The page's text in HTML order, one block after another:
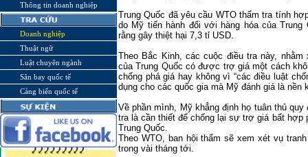
Thông tin doanh nghiệp
Doanh nghiệp
Thuật ngữ
Luật chuyên ngành
Sân bay quốc tế
Cảng biển quốc tế
Trung Quốc đã yêu cầu WTO thẩm tra tính
do Mỹ tiến hành đối với hàng hóa của
rằng gây thiệt hại 7,3 tỉ USD.
Theo Bắc Kinh, các cuộc điều tra này,
của Trung Quốc có được trợ giá một cách
chống phá giá hay không vì “các điều luật
dụng cho các quốc gia mà Mỹ đánh giá là nền
Về phần mình, Mỹ khẳng định họ tuân thủ
tra là cần thiết để chống lại sự trợ giá bất hợp
Trung Quốc.
Theo WTO, ban hội thẩm sẽ xem xét vụ
trong vài tháng tới.